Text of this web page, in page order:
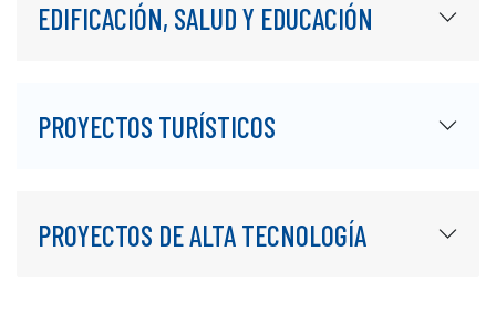
EDIFICACIÓN, SALUD Y EDUCACIÓN
PROYECTOS TURÍSTICOS
PROYECTOS DE ALTA TECNOLOGÍA